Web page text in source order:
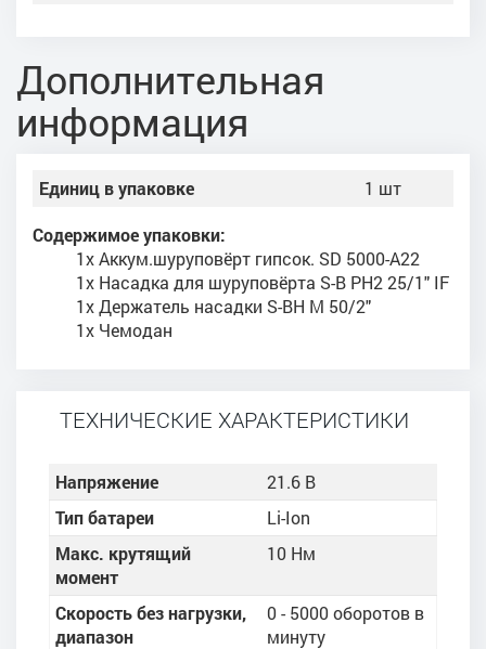
Дополнительная
информация
Единиц в упаковке 1 шт
Содержимое упаковки:
1x Аккум.шуруповёрт гипсок. SD 5000-A22
1x Насадка для шуруповёрта S-B PH2 25/1" IF
1x Держатель насадки S-BH M 50/2"
1x Чемодан
ТЕХНИЧЕСКИЕ ХАРАКТЕРИСТИКИ
Напряжение
21.6 В
Тип батареи
Li-Ion
Макс. крутящий
момент
10 Нм
Скорость без нагрузки,
диапазон
0 - 5000 оборотов в
минуту